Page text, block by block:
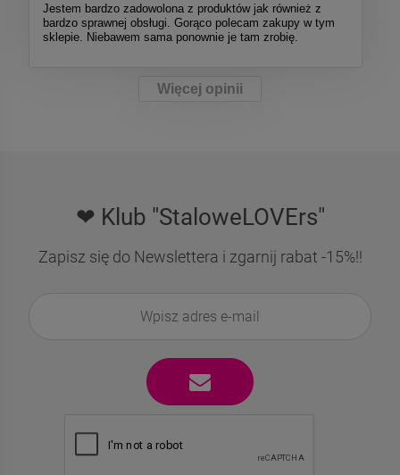
Jestem bardzo zadowolona z produktów jak również z
bardzo sprawnej obsługi. Gorąco polecam zakupy w tym
sklepie. Niebawem sama ponownie je tam zrobię.
Więcej opinii
❤ Klub "StaloweLOVErs"
Zapisz się do Newslettera i zgarnij rabat -15%!!